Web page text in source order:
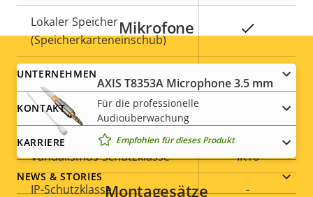
Lokaler Speicher
(Speicherkarteneinschub)
Betriebstemperatur
Für den Außenbereich
geeignet
Vandalismus-Schutzklasse IK10
IP-Schutzklasse -
Mikrofone
AXIS T8353A Microphone 3.5 mm
Für die professionelle
Audioüberwachung
Empfohlen für dieses Produkt
Montagesätze
Footer
menu
UNTERNEHMEN
KONTAKT
KARRIERE
NEWS & STORIES